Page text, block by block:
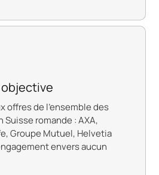
offres de l'ensemble des
romande : AXA,
Groupe Mutuel, Helvetia
envers aucun